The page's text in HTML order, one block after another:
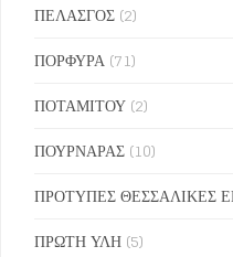
ΠΕΛΑΣΓΟΣ (2)
ΠΟΡΦΥΡΑ (71)
ΠΟΤΑΜΙΤΟΥ (2)
ΠΟΥΡΝΑΡΑΣ (10)
ΠΡΟΤΥΠΕΣ ΘΕΣΣΑΛΙΚΕΣ
ΠΡΩΤΗ ΥΛΗ (5)